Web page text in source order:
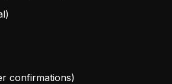
confirmations)